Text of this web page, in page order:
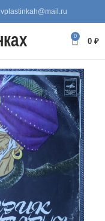
vplastinkah@mail.ru
0
0 ₽